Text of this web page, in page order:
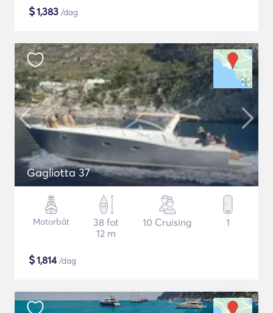
$1,383 /dag
Gagliotta 37
Motorbåt
38 fot
12 m
10 Cruising 1
$1,814/dag